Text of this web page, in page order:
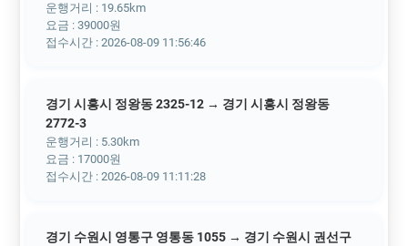
운행거리 : 19.65km
요금 : 39000원
접수시간 : 2026-08-09 11:56:46
경기 시흥시 정왕동 2325-12 → 경기 시흥시 정왕동
2772-3
운행거리 : 5.30km
요금 : 17000원
접수시간 : 2026-08-09 11:11:28
경기 수원시 영통구 영통동 1055 → 경기 수원시 권선구